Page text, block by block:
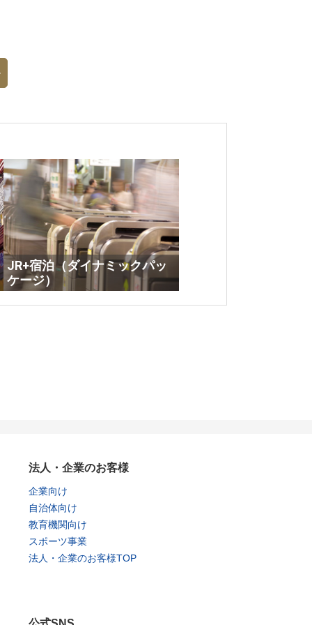
JR+宿泊（ダイナミックパッ
ケージ）
法人・企業のお客様
企業向け
自治体向け
教育機関向け
スポーツ事業
法人・企業のお客様TOP